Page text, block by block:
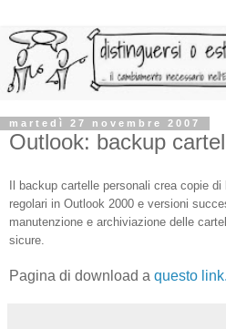
martedì 27 novembre 2007
Outlook: backup
Il backup cartelle personali crea copie
regolari in Outlook 2000 e versioni
manutenzione e archiviazione delle
sicure.
Pagina di download a questo link.